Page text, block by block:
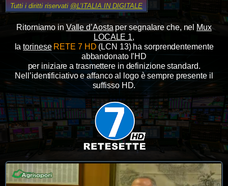
Tutti i diritti riservati @L’ITALIA IN DIGITALE
Ritorniamo in Valle d’Aosta per segnalare che, nel Mux
LOCALE 1,
latorinese RETE 7 HD (LCN 13) ha sorprendentemente
abbandonato l’HD
per iniziare a trasmettere in definizione standard.
Nell’identificiativo e affanco al logo è sempre presente il
suffisso HD.